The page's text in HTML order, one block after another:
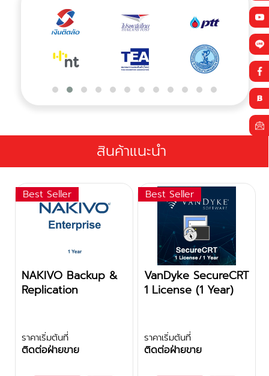
สินค้าแนะนำ
Best Seller
NAKIVO Backup &
Replication
ราคาเริ่มต้นที่
ติดต่อฝ่ายขาย
Best Seller
VanDyke SecureCRT
1 License (1 Year)
ราคาเริ่มต้นที่
ติดต่อฝ่ายขาย